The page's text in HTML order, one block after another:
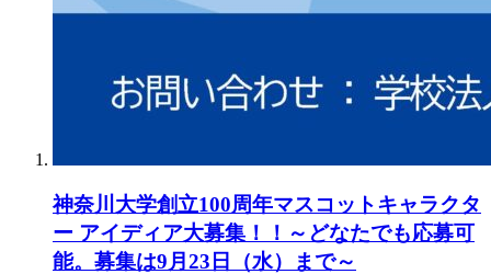
神奈川大学創立100周年マスコットキャラクタ
ー アイディア大募集！！～どなたでも応募可
能。募集は9月23日（水）まで～